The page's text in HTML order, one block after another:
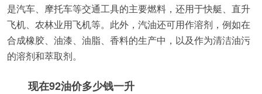
是汽车、摩托车等交通工具的主要燃料，还用于快艇、直升
飞机、农林业用飞机等。此外，汽油还可用作溶剂，例如在
合成橡胶、油漆、油脂、香料的生产中，以及作为清洁油污
的溶剂和萃取剂。
现在92油价多少钱一升